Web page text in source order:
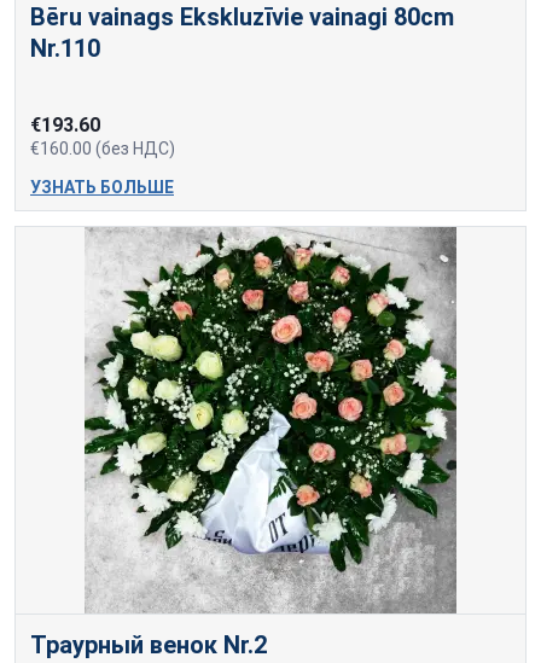
Bēru vainags Ekskluzīvie vainagi 80cm
Nr.110
€193.60
€160.00 (без НДС)
УЗНАТЬ БОЛЬШЕ
Траурный венок Nr.2